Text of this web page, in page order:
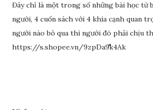
Đây chỉ là một trong số những bài học từ
người, 4 cuốn sách với 4 khía cạnh quan
người nào bỏ qua thì người đó phải chịu
https://s.shopee.vn/9zpDa9k4Ak